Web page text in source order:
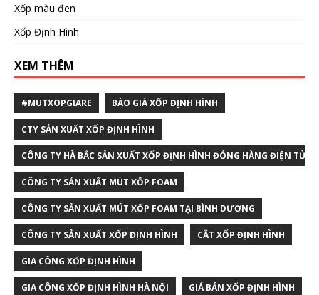
Xốp màu đen
Xốp Định Hình
XEM THÊM
#MUTXOPGIARE BÁO GIÁ XỐP ĐỊNH HÌNH
CTY SẢN XUẤT XỐP ĐỊNH HÌNH
CÔNG TY HÀ BẮC SẢN XUẤT XỐP ĐỊNH HÌNH ĐÓNG HÀNG ĐIỆN TỬ
CÔNG TY SẢN XUẤT MÚT XỐP FOAM
CÔNG TY SẢN XUẤT MÚT XỐP FOAM TẠI BÌNH DƯƠNG
CÔNG TY SẢN XUẤT XỐP ĐỊNH HÌNH CẮT XỐP ĐỊNH HÌNH
GIA CÔNG XỐP ĐỊNH HÌNH
GIA CÔNG XỐP ĐỊNH HÌNH HÀ NỘI GIÁ BÁN XỐP ĐỊNH HÌNH